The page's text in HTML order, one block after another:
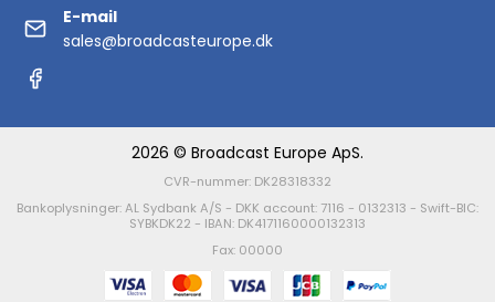
E-mail
sales@broadcasteurope.dk
2026 © Broadcast Europe ApS.
CVR-nummer: DK28318332
Bankoplysninger: AL Sydbank A/S - DKK account: 7116 - 0132313 - Swift-BIC:
SYBKDK22 - IBAN: DK4171160000132313
Fax: 00000